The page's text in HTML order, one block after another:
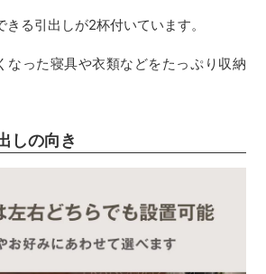
る引出しが2杯付いています。
なった寝具や衣類などをたっぷり収納
しの向き